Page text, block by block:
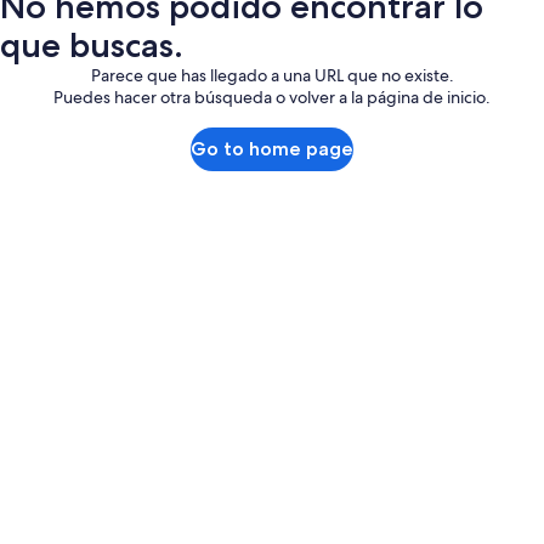
que buscas.
Parece que has llegado a una URL que no existe.
Puedes hacer otra búsqueda o volver a la página de inicio.
Go to home page